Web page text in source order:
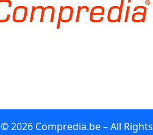
© 2026 Compredia.be – All Rights